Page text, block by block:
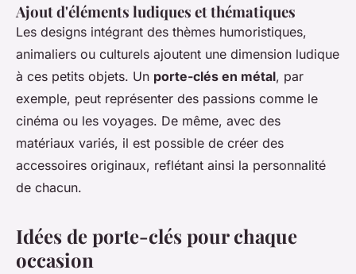
Ajout d'éléments ludiques et thématiques
Les designs intégrant des thèmes humoristiques,
animaliers ou culturels ajoutent une dimension ludique
à ces petits objets. Un porte-clés en métal, par
exemple, peut représenter des passions comme le
cinéma ou les voyages. De même, avec des
matériaux variés, il est possible de créer des
accessoires originaux, reflétant ainsi la personnalité
de chacun.
Idées de porte-clés pour chaque
occasion